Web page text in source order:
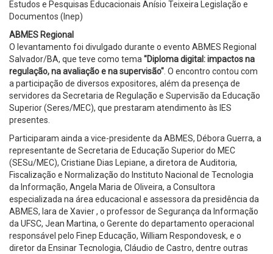
Estudos e Pesquisas Educacionais Anísio Teixeira Legislação e
Documentos (Inep)
ABMES Regional
O levantamento foi divulgado durante o evento ABMES Regional
Salvador/BA, que teve como tema "Diploma digital: impactos na
regulação, na avaliação e na supervisão" . O encontro contou com
a participação de diversos expositores, além da presença de
servidores da Secretaria de Regulação e Supervisão da Educação
Superior (Seres/MEC), que prestaram atendimento às IES
presentes.
Participaram ainda a vice-presidente da ABMES, Débora Guerra, a
representante de Secretaria de Educação Superior do MEC
(SESu/MEC), Cristiane Dias Lepiane, a diretora de Auditoria,
Fiscalização e Normalização do Instituto Nacional de Tecnologia
da Informação, Angela Maria de Oliveira, a Consultora
especializada na área educacional e assessora da presidência da
ABMES, Iara de Xavier , o professor de Segurança da Informação
da UFSC, Jean Martina, o Gerente do departamento operacional
responsável pelo Finep Educação, William Respondovesk, e o
diretor da Ensinar Tecnologia, Cláudio de Castro, dentre outras